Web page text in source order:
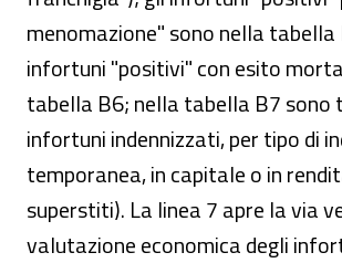
menomazione" sono nella tabella
infortuni "positivi" con esito
tabella B6; nella tabella B7
infortuni indennizzati, per tipo di
temporanea, in capitale o in
superstiti). La linea 7 apre la via
valutazione economica degli